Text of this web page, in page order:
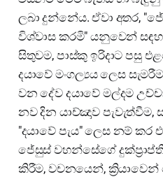
ලබා දුන්නේය. ඒවා අතර,
විශ්වාස කරමි" යනුවෙන්
සිතුවම, පාස්කු ඉරිදාට පසු
දයාවේ මංගල්‍යය ලෙස
වන දේව දයාවේ මල්දම
නව දින යාච්ඤාව පැවැත්වීම,
"දයාවේ පැය" ලෙස නම්
ජේසුස් වහන්සේගේ
කිරීම, වචනයෙන්, ක්‍රියාවෙන්